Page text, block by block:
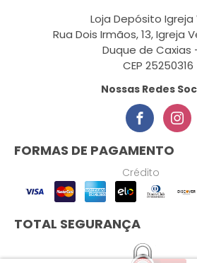
Loja Depósito Igreja
Rua Dois Irmãos, 13, Igreja
Duque de Caxias
CEP 25250316
Nossas Redes
FORMAS DE PAGAMENTO
Crédito
TOTAL SEGURANÇA